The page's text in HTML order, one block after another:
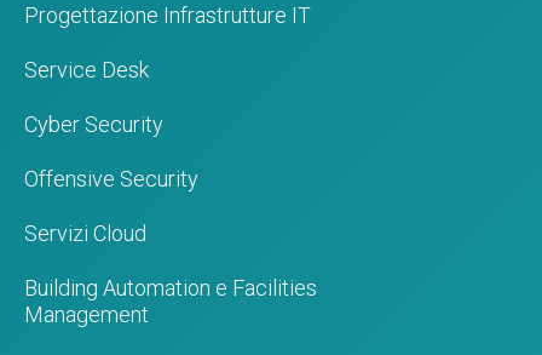
Progettazione Infrastrutture IT
Service Desk
Cyber Security
Offensive Security
Servizi Cloud
Building Automation e Facilities
Management